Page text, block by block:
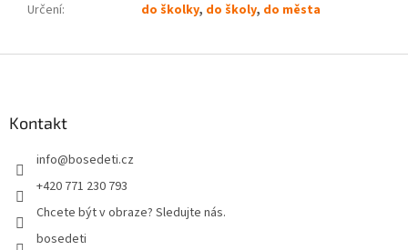
Určení: do školky, do školy, do města
Kontakt
info@bosedeti.cz
+420 771 230 793
Chcete být v obraze? Sledujte nás.
bosedeti